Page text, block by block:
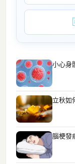
小心身
立秋如
腦梗發